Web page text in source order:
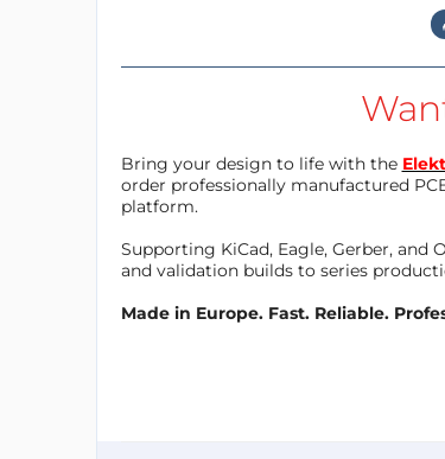
Bring your design to life with the
order professionally manufactured
platform.
Supporting KiCad, Eagle, Gerber,
and validation builds to series
Made in Europe. Fast. Reliable.